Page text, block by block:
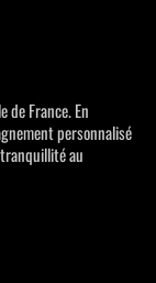
de France. En
personnalisé
au